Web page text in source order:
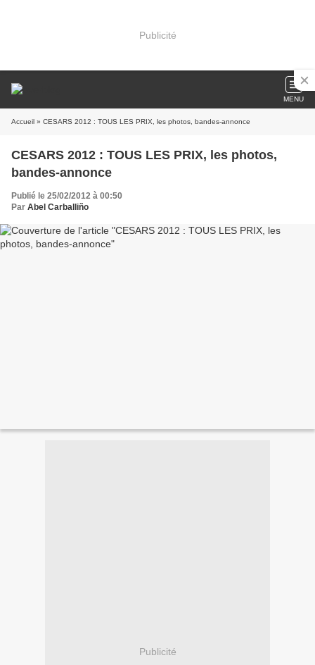
Publicité
MENU
Accueil » CESARS 2012 : TOUS LES PRIX, les photos, bandes-annonce
CESARS 2012 : TOUS LES PRIX, les photos,
bandes-annonce
Publié le 25/02/2012 à 00:50
Par Abel Carballiño
Publicité